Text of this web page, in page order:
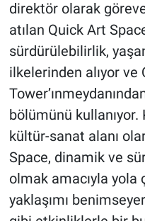
direktör olarak
atılan Quick Art
sürdürülebilirlik,
ilkelerinden alıyor ve
bölümünü
kültür-sanat alanı
Space, dinamik ve
olmak amacıyla yola
yaklaşımı